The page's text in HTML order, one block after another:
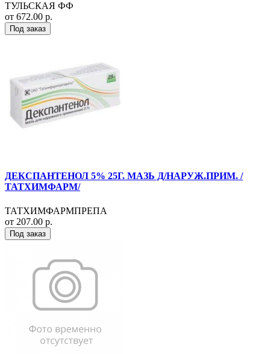
ТУЛЬСКАЯ ФФ
от 672.00 р.
Под заказ
ДЕКСПАНТЕНОЛ 5% 25Г. МАЗЬ Д/НАРУЖ.ПРИМ. /
ТАТХИМФАРМ/
ТАТХИМФАРМПРЕПА
от 207.00 р.
Под заказ